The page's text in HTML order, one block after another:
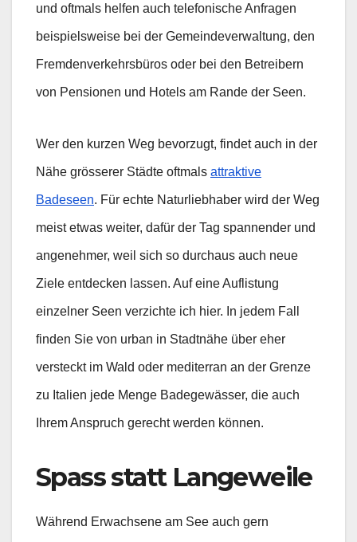
und oftmals helfen auch telefonische Anfragen
beispielsweise bei der Gemeindeverwaltung, den
Fremdenverkehrsbüros oder bei den Betreibern
von Pensionen und Hotels am Rande der Seen.
Wer den kurzen Weg bevorzugt, findet auch in der
Nähe grösserer Städte oftmals attraktive
Badeseen. Für echte Naturliebhaber wird der Weg
meist etwas weiter, dafür der Tag spannender und
angenehmer, weil sich so durchaus auch neue
Ziele entdecken lassen. Auf eine Auflistung
einzelner Seen verzichte ich hier. In jedem Fall
finden Sie von urban in Stadtnähe über eher
versteckt im Wald oder mediterran an der Grenze
zu Italien jede Menge Badegewässer, die auch
Ihrem Anspruch gerecht werden können.
Spass statt Langeweile
Während Erwachsene am See auch gern